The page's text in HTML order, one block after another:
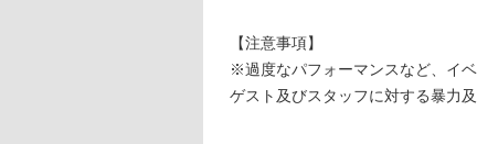
【注意事項】
※過度なパフォーマンスなど、イ
ゲスト及びスタッフに対する暴力